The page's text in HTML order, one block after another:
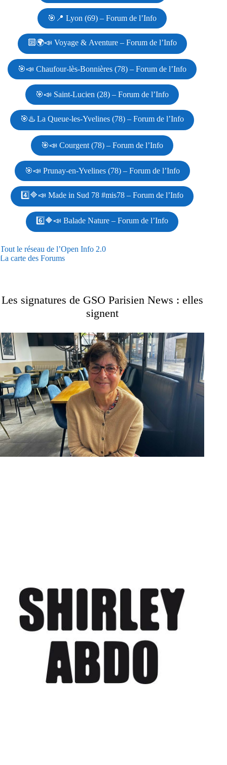
🎯📍 Lyon (69) – Forum de l’Info
🔟🌍📣 Voyage & Aventure – Forum de l’Info
🎯📣 Chaufour-lès-Bonnières (78) – Forum de l’Info
🎯📣 Saint-Lucien (28) – Forum de l’Info
🎯♨️ La Queue-les-Yvelines (78) – Forum de l’Info
🎯📣 Courgent (78) – Forum de l’Info
🎯📣 Prunay-en-Yvelines (78) – Forum de l’Info
4️⃣🔷📣 Made in Sud 78 #mis78 – Forum de l’Info
6️⃣🔶📣 Balade Nature – Forum de l’Info
Tout le réseau de l’Open Info 2.0
La carte des Forums
Les signatures de GSO Parisien News : elles
signent